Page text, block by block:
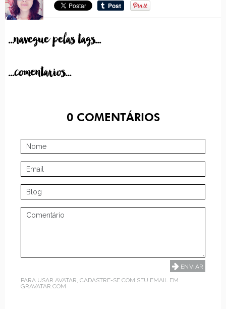
...navegue pelas tags...
...comentarios...
0COMENTÁRIOS
PARA USAR AVATAR, CADASTRE-SE COM SEU EMAIL EM
GRAVATAR.COM